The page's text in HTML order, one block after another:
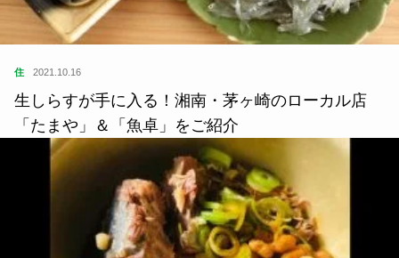
住 2021.10.16
生しらすが手に入る！湘南・茅ヶ崎のローカル店
「たまや」＆「魚卓」をご紹介